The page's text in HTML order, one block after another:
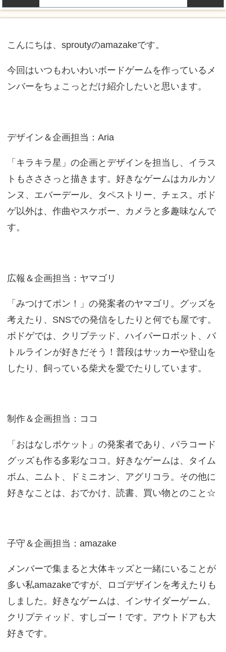
こんにちは、sproutyのamazakeです。
今回はいつもわいわいボードゲームを作っているメ
ンバーをちょこっとだけ紹介したいと思います。
デザイン＆企画担当：Aria
「キラキラ星」の企画とデザインを担当し、イラス
トもさささっと描きます。好きなゲームはカルカソ
ンヌ、エバーデール、タペストリー、チェス。ボド
ゲ以外は、作曲やスケボー、カメラと多趣味なんで
す。
広報＆企画担当：ヤマゴリ
「みつけてポン！」の発案者のヤマゴリ。グッズを
考えたり、SNSでの発信をしたりと何でも屋です。
ボドゲでは、クリプテッド、ハイパーロボット、バ
トルラインが好きだそう！普段はサッカーや登山を
したり、飼っている柴犬を愛でたりしています。
制作＆企画担当：ココ
「おはなしポケット」の発案者であり、パラコード
グッズも作る多彩なココ。好きなゲームは、タイム
ボム、ニムト、ドミニオン、アグリコラ。その他に
好きなことは、おでかけ、読書、買い物とのこと☆
子守＆企画担当：amazake
メンバーで集まると大体キッズと一緒にいることが
多い私amazakeですが、ロゴデザインを考えたりも
しました。好きなゲームは、インサイダーゲーム、
クリプティッド、すしゴー！です。アウトドアも大
好きです。